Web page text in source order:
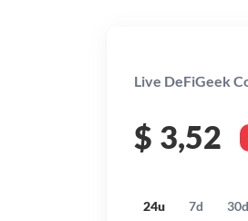
Live DeFiGeek
$ 3,52
24u 7d 30d